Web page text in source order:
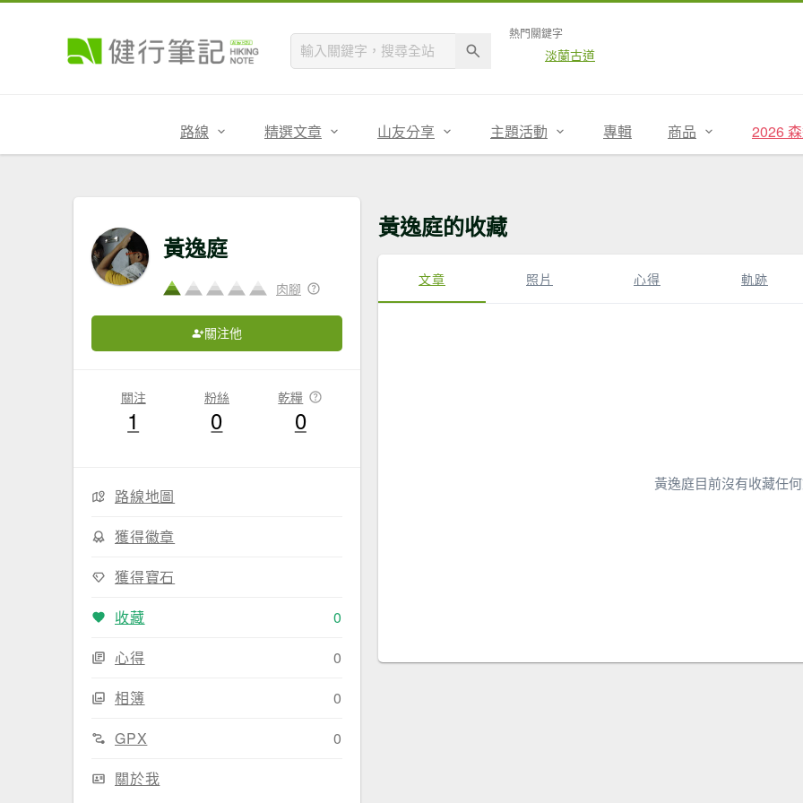
熱門關鍵字
淡蘭古道
路線 精選文章 山友分享 主題活動 專輯 商品 2026
黃逸庭
肉腳
關注他
關注
1
粉絲
0
乾糧
0
路線地圖
獲得徽章
獲得寶石
收藏
0
心得
0
相簿
0
GPX
0
關於我
黃逸庭的收藏
文章 照片 心得 軌跡
黃逸庭目前沒有收藏任